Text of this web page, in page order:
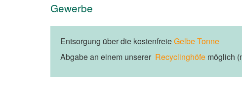
Gewerbe
Entsorgung über die kostenfreieGelbe Tonne
Abgabe an einem unserer Recyclinghöfe möglich